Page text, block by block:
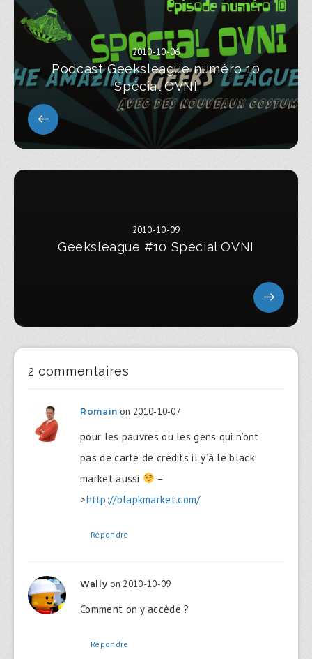
2010-10-06
Podcast Geeksleague numéro 10
Spécial OVNI
2010-10-09
Geeksleague #10 Spécial OVNI
2 commentaires
Romain on 2010-10-07
pour les pauvres ou les gens qui n’ont
pas de carte de crédits il y’à le black
market aussi
–
>http://blapkmarket.com/
Répondre
Wally on 2010-10-09
Comment on y accède ?
Répondre